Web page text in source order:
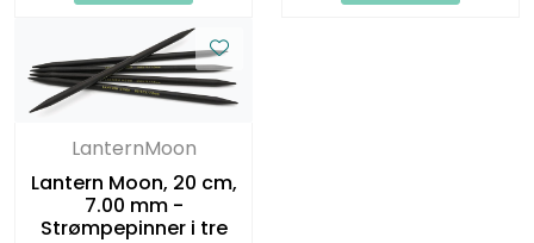
LanternMoon
Lantern Moon, 20 cm,
7.00 mm -
Strømpepinner i tre